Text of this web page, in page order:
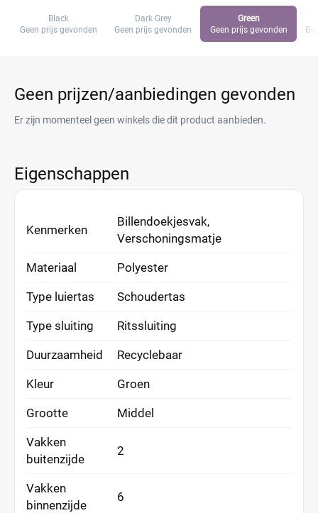
Black
Geen prijs gevonden
Dark Grey
Geen prijs gevonden
Green
Geen prijs gevonden
Geen prijzen/aanbiedingen gevonden
Er zijn momenteel geen winkels die dit product aanbieden.
Eigenschappen
Kenmerken
Billendoekjesvak,
Verschoningsmatje
Materiaal Polyester
Type luiertas Schoudertas
Type sluiting Ritssluiting
Duurzaamheid Recyclebaar
Kleur Groen
Grootte Middel
Vakken
buitenzijde
2
Vakken
binnenzijde
6